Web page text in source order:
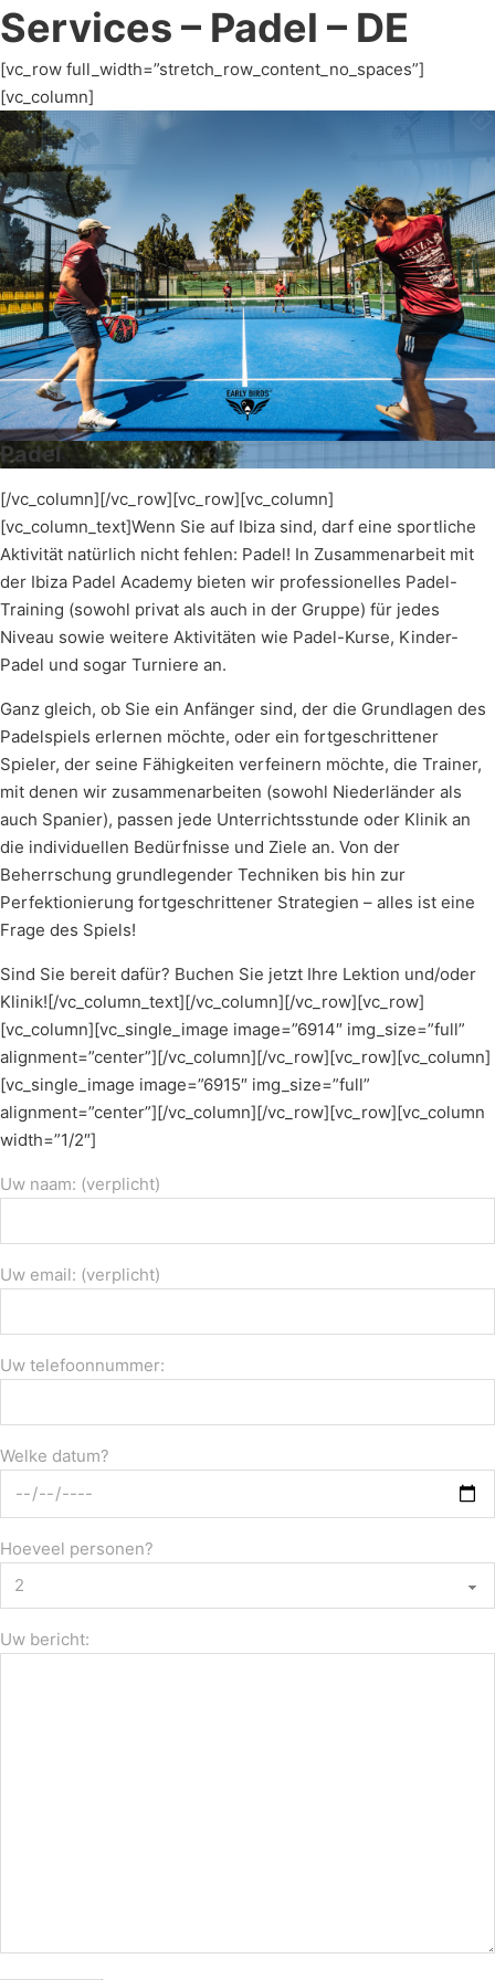
Services – Padel – DE
[vc_row full_width=”stretch_row_content_no_spaces”]
[vc_column]
Padel
[/vc_column][/vc_row][vc_row][vc_column]
[vc_column_text]Wenn Sie auf Ibiza sind, darf eine sportliche
Aktivität natürlich nicht fehlen: Padel! In Zusammenarbeit mit
der Ibiza Padel Academy bieten wir professionelles Padel-
Training (sowohl privat als auch in der Gruppe) für jedes
Niveau sowie weitere Aktivitäten wie Padel-Kurse, Kinder-
Padel und sogar Turniere an.
Ganz gleich, ob Sie ein Anfänger sind, der die Grundlagen des
Padelspiels erlernen möchte, oder ein fortgeschrittener
Spieler, der seine Fähigkeiten verfeinern möchte, die Trainer,
mit denen wir zusammenarbeiten (sowohl Niederländer als
auch Spanier), passen jede Unterrichtsstunde oder Klinik an
die individuellen Bedürfnisse und Ziele an. Von der
Beherrschung grundlegender Techniken bis hin zur
Perfektionierung fortgeschrittener Strategien – alles ist eine
Frage des Spiels!
Sind Sie bereit dafür? Buchen Sie jetzt Ihre Lektion und/oder
Klinik![/vc_column_text][/vc_column][/vc_row][vc_row]
[vc_column][vc_single_image image=”6914″ img_size=”full”
alignment=”center”][/vc_column][/vc_row][vc_row][vc_column]
[vc_single_image image=”6915″ img_size=”full”
alignment=”center”][/vc_column][/vc_row][vc_row][vc_column
width=”1/2″]
Uw naam: (verplicht)
Uw email: (verplicht)
Uw telefoonnummer:
Welke datum?
Hoeveel personen?
Uw bericht: